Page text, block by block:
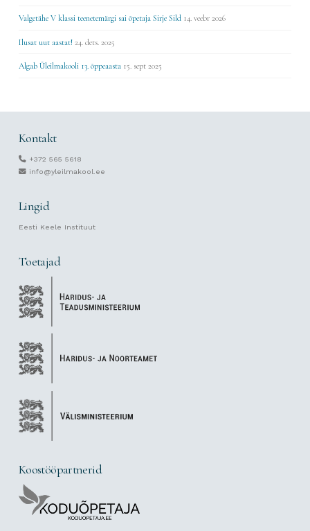
Valgetähe V klassi teenetemärgi sai õpetaja Sirje Sild 14. veebr 2026
Ilusat uut aastat! 24. dets. 2025
Algab Üleilmakooli 13. õppeaasta 15. sept 2025
Kontakt
+372 565 5618
info@yleilmakool.ee
Lingid
Eesti Keele Instituut
Toetajad
Koostööpartnerid